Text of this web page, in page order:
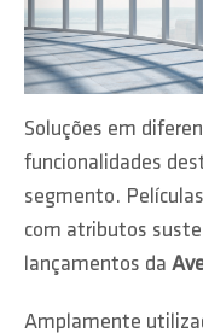
Soluções em
funcionalidades
segmento.
com atributos
lançamentos da
Amplamente